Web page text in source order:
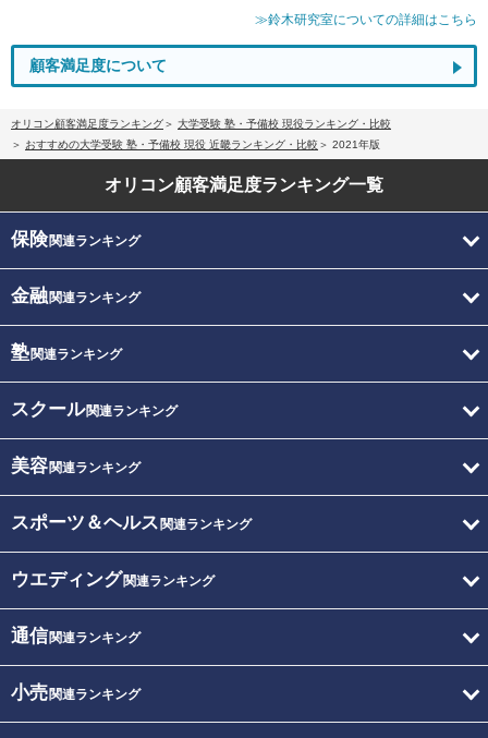
≫鈴木研究室についての詳細はこちら
顧客満足度について
オリコン顧客満足度ランキング
大学受験 塾・予備校 現役ランキング・比較
おすすめの大学受験 塾・予備校 現役 近畿ランキング・比較
2021年版
オリコン顧客満足度ランキング一覧
保険関連ランキング
金融関連ランキング
塾関連ランキング
スクール関連ランキング
美容関連ランキング
スポーツ＆ヘルス 関連ランキング
ウエディング関連ランキング
通信関連ランキング
小売関連ランキング